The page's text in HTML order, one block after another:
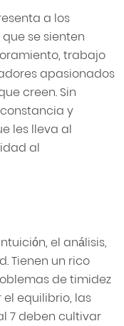
a los
se sienten
trabajo
apasionados
creen. Sin
y
les lleva al
al
el análisis,
Tienen un rico
de timidez
equilibrio, las
7 deben cultivar